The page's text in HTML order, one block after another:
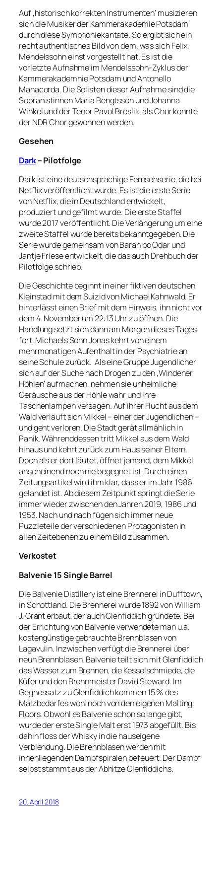
Auf ‚historisch korrekten Instrumenten‘ musizieren
sich die Musiker der Kammerakademie Potsdam
durch diese Symphoniekantate. So ergibt sich ein
recht authentisches Bild von dem, was sich Felix
Mendelssohn einst vorgestellt hat. Es ist die
vorletzte Aufnahme im Mendelssohn-Zyklus der
Kammerakademnie Potsdam und Antonello
Manacorda. Die Solisten dieser Aufnahme sind die
Sopranistinnen Maria Bengtsson und Johanna
Winkel und der Tenor Pavol Breslik, als Chor konnte
der NDR Chor gewonnen werden.
Gesehen
Dark– Pilotfolge
Dark ist eine deutschsprachige Fernsehserie, die bei
Netflix veröffentlicht wurde. Es ist die erste Serie
von Netflix, die in Deutschland entwickelt,
produziert und gefilmt wurde. Die erste Staffel
wurde 2017 veröffentlicht. Die Verlängerung um eine
zweite Staffel wurde bereits bekanntgegeben. Die
Serie wurde gemeinsam von Baran bo Odar und
Jantje Friese entwickelt, die das auch Drehbuch der
Pilotfolge schrieb.
Die Geschichte beginnt in einer fiktiven deutschen
Kleinstad mit dem Suizid von Michael Kahnwald. Er
hinterlässt einen Brief mit dem Hinweis, ihn nicht vor
dem 4. November um 22:13 Uhr zu öffnen. Die
Handlung setzt sich dann am Morgen dieses Tages
fort. Michaels Sohn Jonas kehrt von einem
mehrmonatigen Aufenthalt in der Psychiatrie an
seine Schule zurück. Als eine Gruppe Jugendlicher
sich auf der Suche nach Drogen zu den ‚Windener
Höhlen‘ aufmachen, nehmen sie unheimliche
Geräusche aus der Höhle wahr und ihre
Taschenlampen versagen. Auf ihrer Flucht aus dem
Wald verläuft sich Mikkel – einer der Jugendlichen –
und geht verloren. Die Stadt gerät allmählich in
Panik. Währenddessen tritt Mikkel aus dem Wald
hinaus und kehrt zurück zum Haus seiner Eltern.
Doch als er dort läutet, öffnet jemand, dem Mikkel
anscheinend noch nie begegnet ist. Durch einen
Zeitungsartikel wird ihm klar, dass er im Jahr 1986
gelandet ist. Ab diesem Zeitpunkt springt die Serie
immer wieder zwischen den Jahren 2019, 1986 und
1953. Nach und nach fügen sich immer neue
Puzzleteile der verschiedenen Protagonisten in
allen Zeitebenen zu einem Bild zusammen.
Verkostet
Balvenie 15 Single Barrel
Die Balvenie Distillery ist eine Brennerei in Dufftown,
in Schottland. Die Brennerei wurde 1892 von William
J. Grant erbaut, der auch Glenfiddich gründete. Bei
der Errichtung von Balvenie verwendete man u.a.
kostengünstige gebrauchte Brennblasen von
Lagavulin. Inzwischen verfügt die Brennerei über
neun Brennblasen. Balvenie teilt sich mit Glenfiddich
das Wasser zum Brennen, die Kesselschmiede, die
Küfer und den Brennmeister David Steward. Im
Gegnessatz zu Glenfiddich kommen 15 % des
Malzbedarfes wohl noch von den eigenen Malting
Floors. Obwohl es Balvenie schon so lange gibt,
wurde der erste Single Malt erst 1973 abgefüllt. Bis
dahin floss der Whisky in die hauseigene
Verblendung. Die Brennblasen werden mit
innenliegenden Dampfspiralen befeuert. Der Dampf
selbst stammt aus der Abhitze Glenfiddichs.
20. April 2018